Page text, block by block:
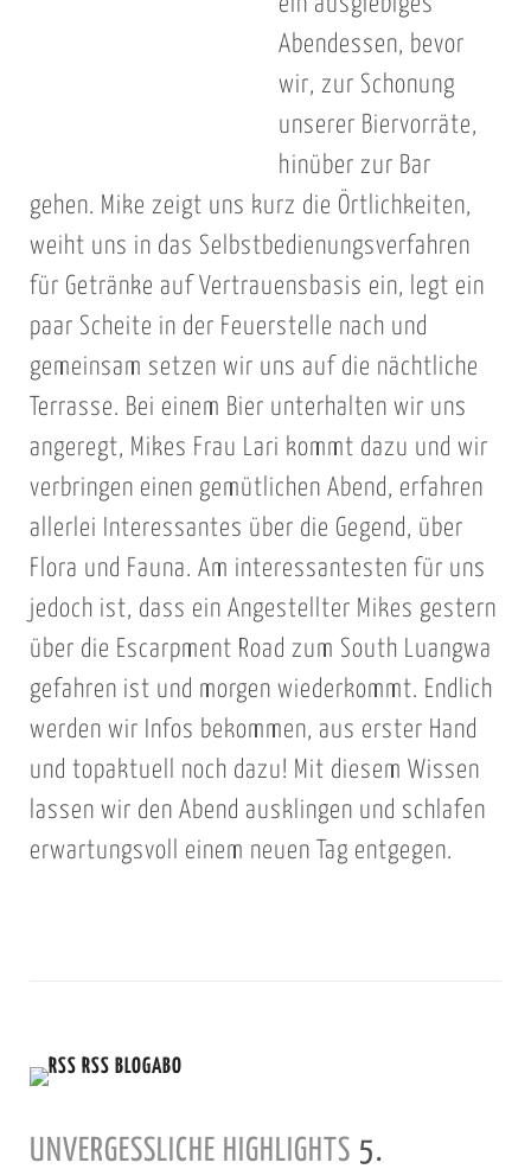
Abendessen, bevor
wir, zur Schonung
unserer Biervorräte,
hinüber zur Bar
gehen. Mike zeigt uns kurz die Örtlichkeiten,
weiht uns in das Selbstbedienungsverfahren
für Getränke auf Vertrauensbasis ein, legt ein
paar Scheite in der Feuerstelle nach und
gemeinsam setzen wir uns auf die nächtliche
Terrasse. Bei einem Bier unterhalten wir uns
angeregt, Mikes Frau Lari kommt dazu und wir
verbringen einen gemütlichen Abend, erfahren
allerlei Interessantes über die Gegend, über
Flora und Fauna. Am interessantesten für uns
jedoch ist, dass ein Angestellter Mikes gestern
über die Escarpment Road zum South Luangwa
gefahren ist und morgen wiederkommt. Endlich
werden wir Infos bekommen, aus erster Hand
und topaktuell noch dazu! Mit diesem Wissen
lassen wir den Abend ausklingen und schlafen
erwartungsvoll einem neuen Tag entgegen.
RSS BLOGABO
UNVERGESSLICHE HIGHLIGHTS 5.